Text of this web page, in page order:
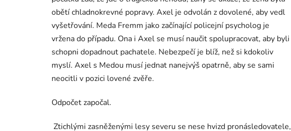
obětí chladnokrevné popravy. Axel je odvolán z dovolené, aby vedl
vyšetřování. Meda Fremm jako začínající policejní psycholog je
vržena do případu. Ona i Axel se musí naučit spolupracovat, aby byli
schopni dopadnout pachatele. Nebezpečí je blíž, než si kdokoliv
myslí. Axel s Medou musí jednat nanejvýš opatrně, aby se sami
neocitli v pozici lovené zvěře.
Odpočet započal.
Ztichlými zasněženými lesy severu se nese hvizd pronásledovatele,